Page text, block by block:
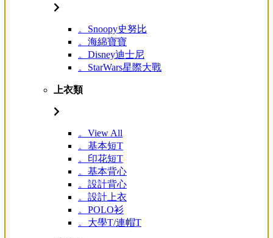
。Snoopy史努比
。海綿寶寶
。Disney迪士尼
。StarWars星際大戰
上衣類
。View All
。基本短T
。印花短T
。基本背心
。設計背心
。設計上衣
。POLO衫
。大學T/連帽T